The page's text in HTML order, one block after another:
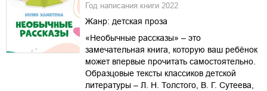
Год написания книги 2022
Жанр: детская проза
«Необычные рассказы» – это
замечательная книга, которую ваш ребёнок
может впервые прочитать самостоятельно.
Образцовые тексты классиков детской
литературы – Л. Н. Толстого, В. Г. Сутеева,